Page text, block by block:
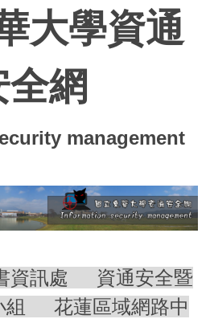
大學資通
全網
management
資訊處
資通安全暨
組
花蓮區域網路中